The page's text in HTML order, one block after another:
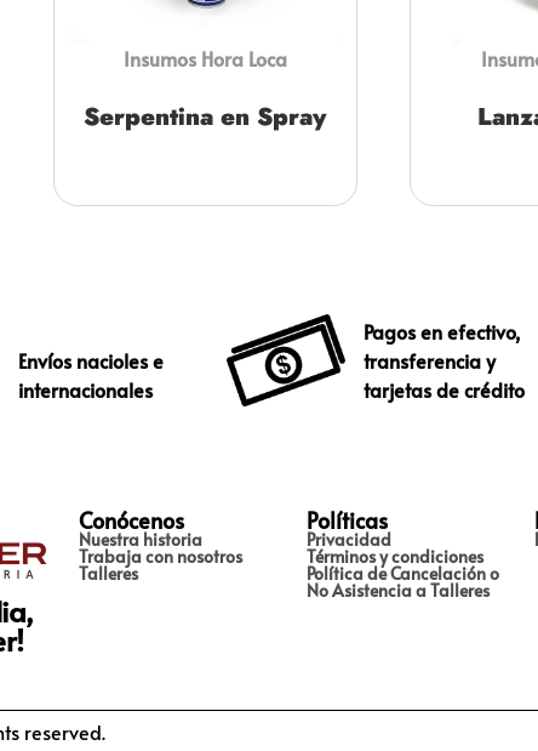
Insumos Hora Loca
Serpentina en Spray
Envíos nacioles e
internacionales
Pagos en efectivo,
transferencia y
tarjetas de crédito
Conócenos
Nuestra historia
Trabaja con nosotros
Talleres
Políticas
Privacidad
Términos y condiciones
Política de Cancelación o
No Asistencia a Talleres
reserved.